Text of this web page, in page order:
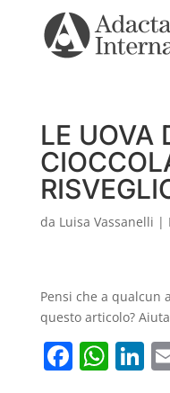
LE UOVA
da Luisa Vassanelli |
Pensi che a qualcun
questo articolo?
F W Li